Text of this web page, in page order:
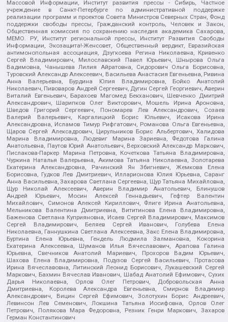
Массовой Информации, Институт развития прессы - Сибирь, Частное
учреждение в Санкт-Петербурге по административной поддержке
реализации программ и проектов Совета Министров Северных Стран, Фонд
поддержки свободы прессы, Гражданский контроль, Человек и Закон,
Общественная комиссия по сохранению наследия академика Сахарова,
МЕМО. РУ, Институт региональной прессы, Институт Развития Свободы
Информации, Экозащита!-Женсовет, Общественный вердикт, Евразийская
антимонопольная ассоциация, Дзугкоева Регина Николаевна, Кривенко
Сергей Владимирович, Милославский Павел Юрьевич, Шнырова Ольга
Вадимовна, Чанышева Лилия Айратовна, Сидорович Ольга Борисовна,
Туровский Александр Алексеевич, Васильева Анастасия Евгеньевна, Ривина
Анна Валерьевна, Бурдина Юлия Владимировна, Бойко Анатолий
Николаевич, Пивоваров Андрей Сергеевич, Дугин Сергей Георгиевич, Аверин
Виталий Евгеньевич, Барахоев Магомед Бекханович, Шевченко Дмитрий
Александрович, Шарипков Олег Викторович, Мошель Ирина Ароновна,
Шведов Григорий Сергеевич, Пономарев Лев Александрович, Созаев
Валерий Валерьевич, Каргалицкий Борис Юльевич, Исакова Ирина
Александровна, Исламов Тимур Рифгатович, Романова Ольга Евгеньевна,
Щаров Сергей Алексадрович, Цирульников Борис Альбертович, Халидова
Марина Владимировна, Людевиг Марина Зариевна, Федотова Галина
Анатольевна, Паутов Юрий Анатольевич, Верховский Александр Маркович,
Пислакова-Паркер Марина Петровна, Кочеткова Татьяна Владимировна,
Чуркина Наталья Валерьевна, Акимова Татьяна Николаевна, Золотарева
Екатерина Александровна, Рачинский Ян Збигневич, Жемкова Елена
Борисовна, Гудков Лев Дмитриевич, Илларионова Юлия Юрьевна, Саранг
Анна Васильевна, Захарова Светлана Сергеевна, Щур Татьяна Михайловна,
Щур Николай Алексеевич, Аверин Владимир Анатольевич, Блинушов
Андрей Юрьевич, Мосин Алексей Геннадьевич, Гефтер Валентин
Михайлович, Симонов Алексей Кириллович, Флиге Ирина Анатольевна,
Мельникова Валентина Дмитриевна, Вититинова Елена Владимировна,
Баженова Светлана Куприяновна, Исаев Сергей Владимирович, Максимов
Сергей Владимирович, Беляев Сергей Иванович, Голубева Елена
Николаевна, Ганнушкина Светлана Алексеевна, Закс Елена Владимировна,
Буртина Елена Юрьевна, Гендель Людмила Залмановна, Кокорина
Екатерина Алексеевна, Шуманов Илья Вячеславович, Арапова Галина
Юрьевна, Свечников Анатолий Мариевич, Прохоров Вадим Юрьевич,
Шахова Елена Владимировна, Подузов Сергей Васильевич, Протасова
Ирина Вячеславовна, Литинский Леонид Борисович, Лукашевский Сергей
Маркович, Бахмин Вячеслав Иванович, Шабад Анатолий Ефимович, Сухих
Дарья Николаевна, Орлов Олег Петрович, Добровольская Анна
Дмитриевна, Королева Александра Евгеньевна, Смирнов Владимир
Александрович, Вицин Сергей Ефимович, Золотухин Борис Андреевич,
Левинсон Лев Семенович, Локшина Татьяна Иосифовна, Орлов Олег
Петрович, Полякова Мара Федоровна, Резник Генри Маркович, Захаров
Герман Константинович